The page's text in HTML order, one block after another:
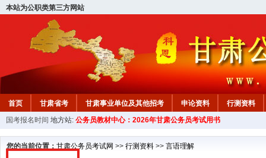
本站为公职类第三方网站
首页 甘肃省考 甘肃事业单位及其他招考 申论资料
行测资料
国考报名时间 地方站: 公务员教材中心：2026年甘肃公务员考试用书
您的当前位置： 甘肃公务员考试网 >> 行测资料 >> 言语理解